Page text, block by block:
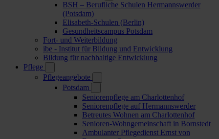
BSH – Berufliche Schulen Hermannswerder
(Potsdam)
Elisabeth-Schulen (Berlin)
Gesundheitscampus Potsdam
Fort- und Weiterbildung
ibe - Institut für Bildung und Entwicklung
Bildung für nachhaltige Entwicklung
Pflege
Pflegeangebote
Potsdam
Seniorenpflege am Charlottenhof
Seniorenpflege auf Hermannswerder
Betreutes Wohnen am Charlottenhof
Senioren-Wohngemeinschaft in Bornstedt
Ambulanter Pflegedienst Ernst von